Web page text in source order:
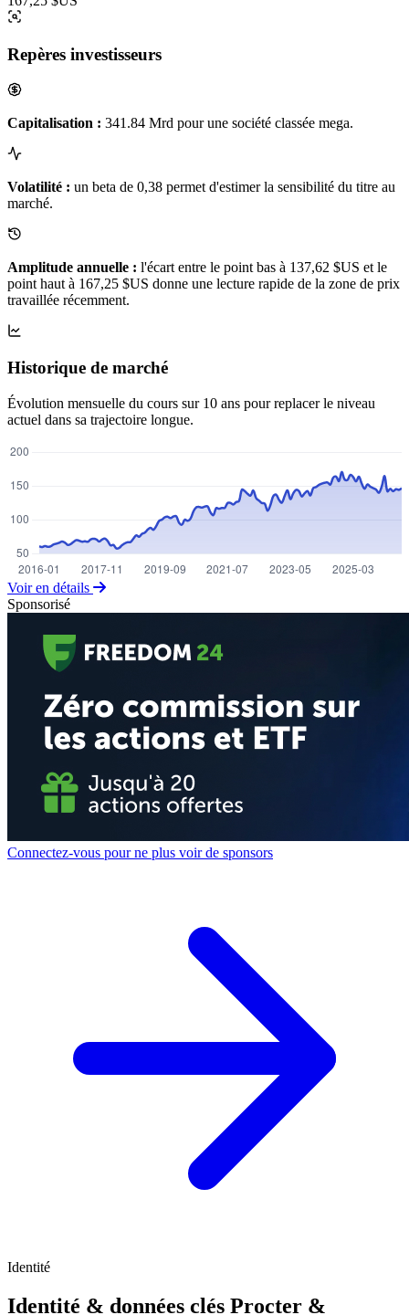
Repères investisseurs
Capitalisation : 341.84 Mrd pour une société classée mega.
Volatilité : un beta de 0,38 permet d'estimer la sensibilité du titre au
marché.
Amplitude annuelle : l'écart entre le point bas à 137,62 $US et le
point haut à 167,25 $US donne une lecture rapide de la zone de prix
travaillée récemment.
Historique de marché
Évolution mensuelle du cours sur 10 ans pour replacer le niveau
actuel dans sa trajectoire longue.
Voir en détails
Sponsorisé
Connectez-vous pour ne plus voir de sponsors
Identité
Identité & données clés Procter &